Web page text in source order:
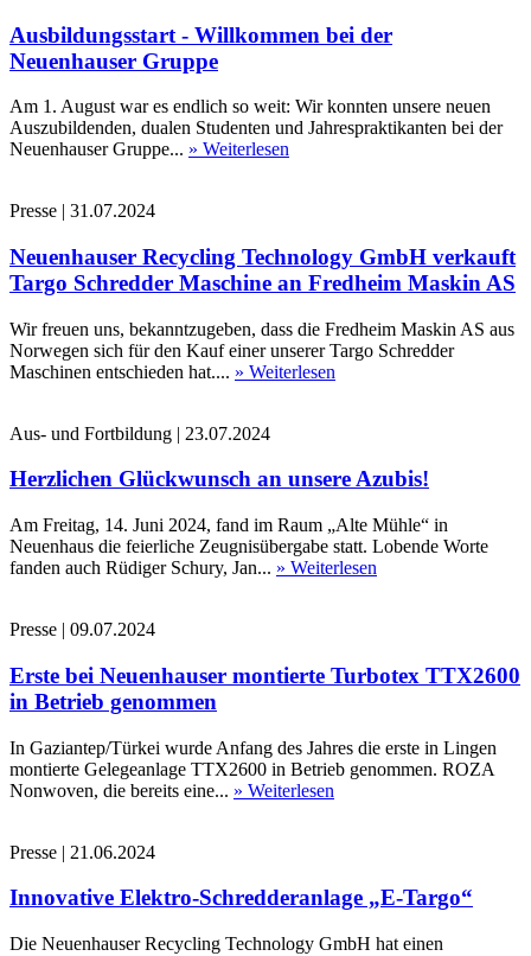
Ausbildungsstart - Willkommen bei der
Neuenhauser Gruppe
Am 1. August war es endlich so weit: Wir konnten unsere neuen
Auszubildenden, dualen Studenten und Jahrespraktikanten bei der
Neuenhauser Gruppe... » Weiterlesen
Presse | 31.07.2024
Neuenhauser Recycling Technology GmbH verkauft
Targo Schredder Maschine an Fredheim Maskin AS
Wir freuen uns, bekanntzugeben, dass die Fredheim Maskin AS aus
Norwegen sich für den Kauf einer unserer Targo Schredder
Maschinen entschieden hat.... » Weiterlesen
Aus- und Fortbildung | 23.07.2024
Herzlichen Glückwunsch an unsere Azubis!
Am Freitag, 14. Juni 2024, fand im Raum „Alte Mühle“ in
Neuenhaus die feierliche Zeugnisübergabe statt. Lobende Worte
fanden auch Rüdiger Schury, Jan... » Weiterlesen
Presse | 09.07.2024
Erste bei Neuenhauser montierte Turbotex TTX2600
in Betrieb genommen
In Gaziantep/Türkei wurde Anfang des Jahres die erste in Lingen
montierte Gelegeanlage TTX2600 in Betrieb genommen. ROZA
Nonwoven, die bereits eine... » Weiterlesen
Presse | 21.06.2024
Innovative Elektro-Schredderanlage „E-Targo“
Die Neuenhauser Recycling Technology GmbH hat einen